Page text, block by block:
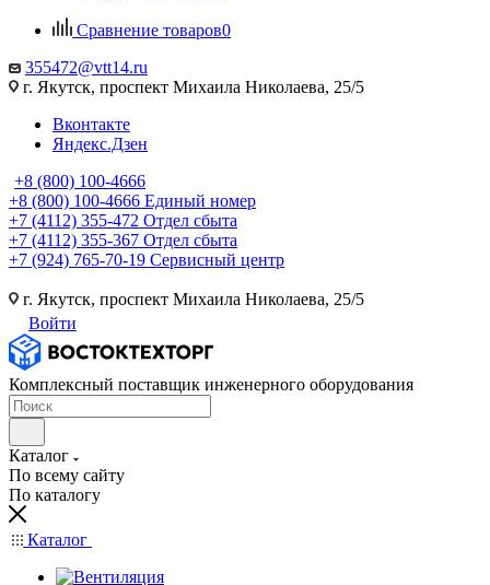
Сравнение товаров0
355472@vtt14.ru
г. Якутск, проспект Михаила Николаева, 25/5
Вконтакте
Яндекс.Дзен
+8 (800) 100-4666
+8 (800) 100-4666 Единый номер
+7 (4112) 355-472 Отдел сбыта
+7 (4112) 355-367 Отдел сбыта
+7 (924) 765-70-19 Сервисный центр
г. Якутск, проспект Михаила Николаева, 25/5
Войти
Комплексный поставщик инженерного оборудования
Каталог
По всему сайту
По каталогу
Каталог